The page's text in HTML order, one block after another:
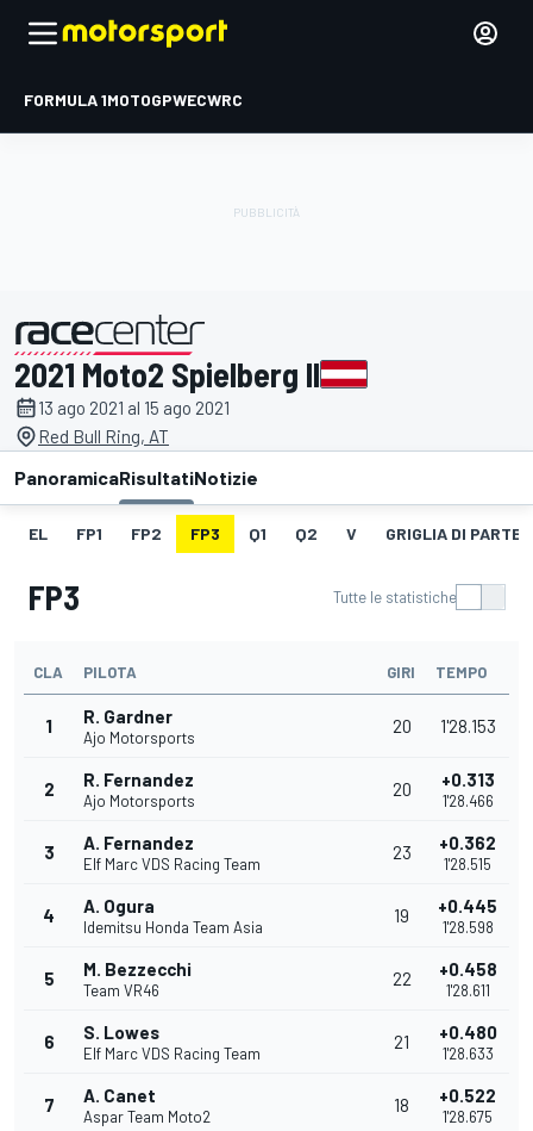
FORMULA 1MOTOGPWECWRC
presentato da
2021 Moto2 Spielberg II
13 ago 2021 al 15 ago 2021
Red Bull Ring, AT
PanoramicaRisultatiNotizie
EL FP1 FP2 FP3 Q1 Q2 V GRIGLIA DI
FP3 Tutte le statistiche
CLA PILOTA GIRI TEMPO
1 R. Gardner
Ajo Motorsports
20 1'28.153
2 R. Fernandez
Ajo Motorsports
20 +0.313
1'28.466
3 A. Fernandez
Elf Marc VDS Racing Team
23 +0.362
1'28.515
4 A. Ogura
Idemitsu Honda Team Asia
19 +0.445
1'28.598
5 M. Bezzecchi
Team VR46
22 +0.458
1'28.611
6 S. Lowes
Elf Marc VDS Racing Team
21 +0.480
1'28.633
7 A. Canet
Aspar Team Moto2
18 +0.522
1'28.675